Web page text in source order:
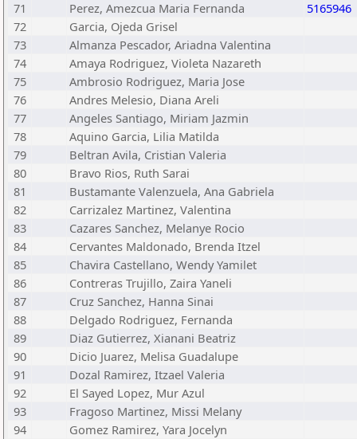
71 Perez, Amezcua Maria Fernanda
5165946
72
Garcia, Ojeda Grisel
73
Almanza Pescador, Ariadna Valentina
74
Amaya Rodriguez, Violeta Nazareth
75
Ambrosio Rodriguez, Maria Jose
76
Andres Melesio, Diana Areli
77
Angeles Santiago, Miriam Jazmin
78
Aquino Garcia, Lilia Matilda
79
Beltran Avila, Cristian Valeria
80
Bravo Rios, Ruth Sarai
81
Bustamante Valenzuela, Ana Gabriela
82
Carrizalez Martinez, Valentina
83
Cazares Sanchez, Melanye Rocio
84
Cervantes Maldonado, Brenda Itzel
85
Chavira Castellano, Wendy Yamilet
86
Contreras Trujillo, Zaira Yaneli
87
Cruz Sanchez, Hanna Sinai
88
Delgado Rodriguez, Fernanda
89
Diaz Gutierrez, Xianani Beatriz
90
Dicio Juarez, Melisa Guadalupe
91
Dozal Ramirez, Itzael Valeria
92
El Sayed Lopez, Mur Azul
93
Fragoso Martinez, Missi Melany
94
Gomez Ramirez, Yara Jocelyn